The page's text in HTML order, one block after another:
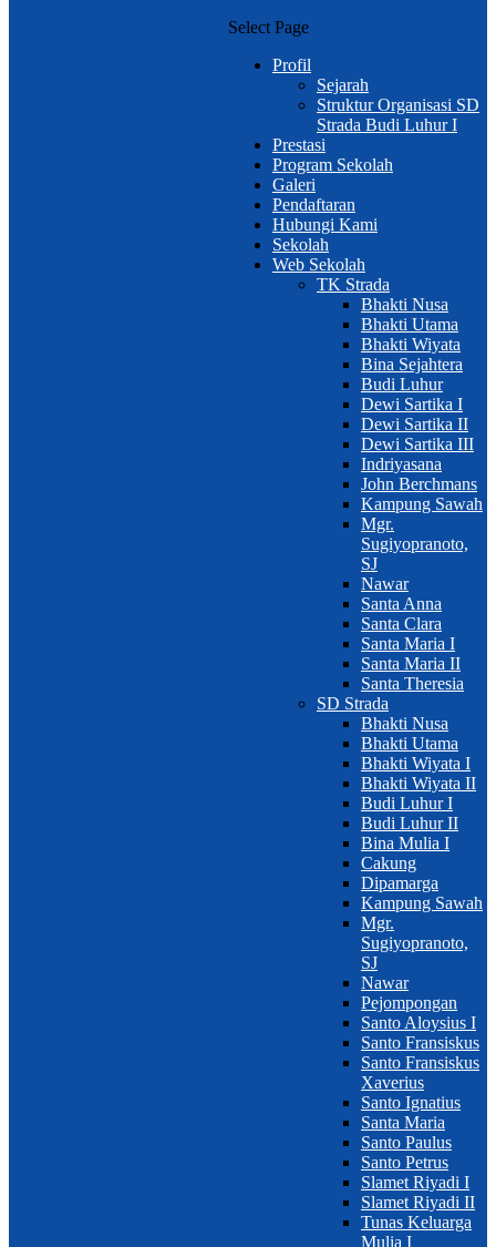
Select Page
Profil
Sejarah
Struktur Organisasi SD
Strada Budi Luhur I
Prestasi
Program Sekolah
Galeri
Pendaftaran
Hubungi Kami
Sekolah
Web Sekolah
TK Strada
Bhakti Nusa
Bhakti Utama
Bhakti Wiyata
Bina Sejahtera
Budi Luhur
Dewi Sartika I
Dewi Sartika II
Dewi Sartika III
Indriyasana
John Berchmans
Kampung Sawah
Mgr.
Sugiyopranoto,
SJ
Nawar
Santa Anna
Santa Clara
Santa Maria I
Santa Maria II
Santa Theresia
SD Strada
Bhakti Nusa
Bhakti Utama
Bhakti Wiyata I
Bhakti Wiyata II
Budi Luhur I
Budi Luhur II
Bina Mulia I
Cakung
Dipamarga
Kampung Sawah
Mgr.
Sugiyopranoto,
SJ
Nawar
Pejompongan
Santo Aloysius I
Santo Fransiskus
Santo Fransiskus
Xaverius
Santo Ignatius
Santa Maria
Santo Paulus
Santo Petrus
Slamet Riyadi I
Slamet Riyadi II
Tunas Keluarga
Mulia I